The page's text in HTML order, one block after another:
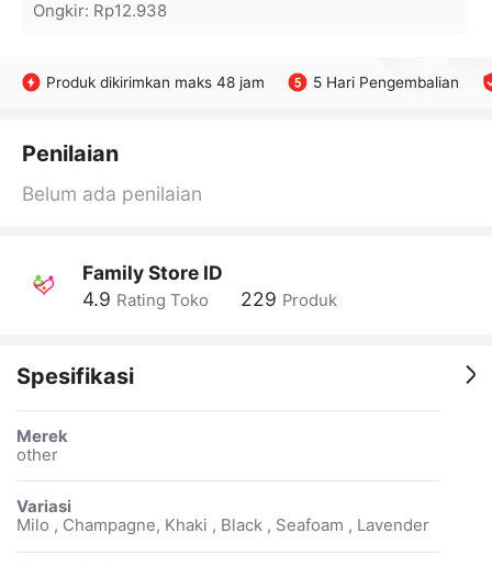
Ongkir: Rp12.938
Produk dikirimkan maks 48 jam 5 Hari Pengembalian
Penilaian
Belum ada penilaian
Family Store ID
4.9 Rating Toko 229 Produk
Spesifikasi
Merek
other
Variasi
Milo , Champagne, Khaki , Black , Seafoam , Lavender